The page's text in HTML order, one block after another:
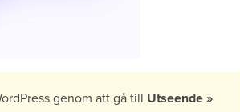
genom att gå till Utseende »